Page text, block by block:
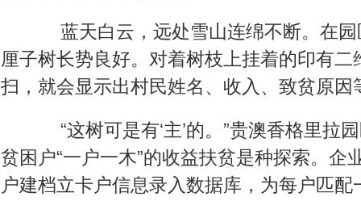
蓝天白云，远处雪山连绵不断。在园
厘子树长势良好。对着树枝上挂着的印有
扫，就会显示出村民姓名、收入、致贫原因
“这树可是有‘主’的。”贵澳香格里拉
贫困户“一户一木”的收益扶贫是种探索。企
户建档立卡户信息录入数据库，为每户匹